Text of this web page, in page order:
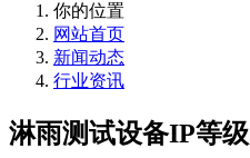
你的位置
网站首页
新闻动态
行业资讯
淋雨测试设备IP等级